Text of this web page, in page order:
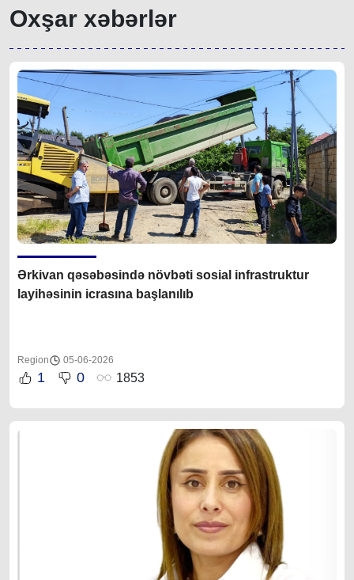
Oxşar xəbərlər
Ərkivan qəsəbəsində növbəti sosial infrastruktur
layihəsinin icrasına başlanılıb
Region 05-06-2026
1 0 1853